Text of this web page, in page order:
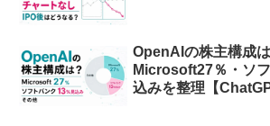
OpenAIの株主構成
Microsoft27％・ソ
込みを整理【